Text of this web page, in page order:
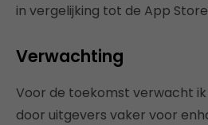
in vergelijking tot de App
Verwachting
Voor de toekomst verwacht
door uitgevers vaker voor